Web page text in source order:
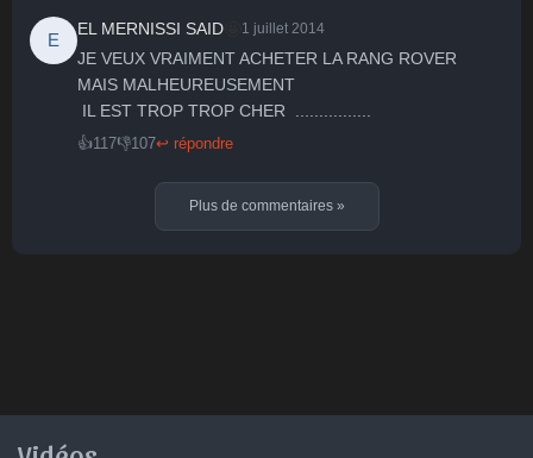
E
EL MERNISSI SAID 1 juillet 2014
JE VEUX VRAIMENT ACHETER LA RANG ROVER
MAIS MALHEUREUSEMENT
IL EST TROP TROP CHER  ................
👍117👎107↩ répondre
Plus de commentaires »